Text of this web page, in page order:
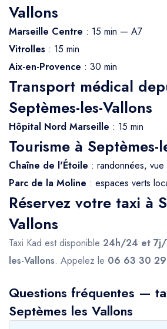
Vallons
Marseille Centre : 15 min — A7
Vitrolles : 15 min
Aix-en-Provence : 30 min
Transport médical
Septèmes-les-Vallons
Hôpital Nord Marseille : 15 min
Tourisme à Septèmes-
Chaîne de l'Étoile : randonnées, vue
Parc de la Moline : espaces verts
Réservez votre taxi à
Vallons
Taxi Kad est disponible 24h/24 et
les-Vallons. Appelez le 06 63 30
Questions fréquentes —
Septèmes les Vallons